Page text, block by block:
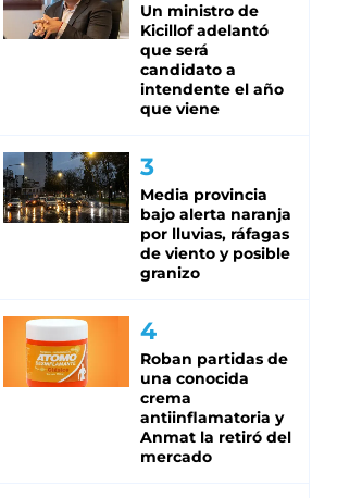
Un ministro de
Kicillof adelantó
que será
candidato a
intendente el año
que viene
Media provincia
bajo alerta naranja
por lluvias, ráfagas
de viento y posible
granizo
Roban partidas de
una conocida
crema
antiinflamatoria y
Anmat la retiró del
mercado